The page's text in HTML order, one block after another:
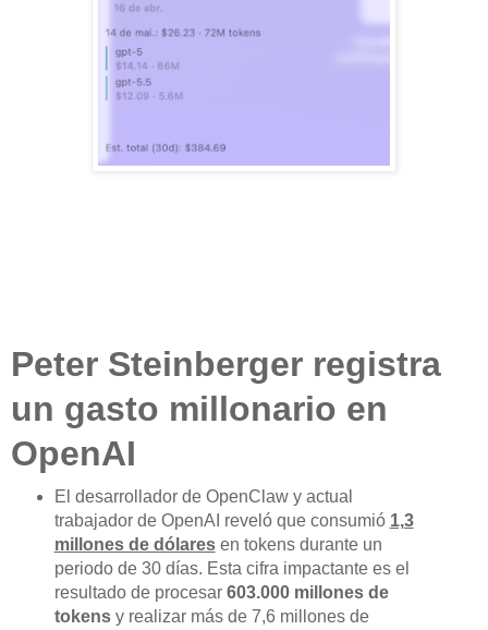
Peter Steinberger registra
un gasto millonario en
OpenAI
El desarrollador de OpenClaw y actual
trabajador de OpenAI reveló que consumió 1,3
millones de dólaresen tokens durante un
periodo de 30 días. Esta cifra impactante es el
resultado de procesar 603.000 millones de
tokensy realizar más de 7,6 millones de